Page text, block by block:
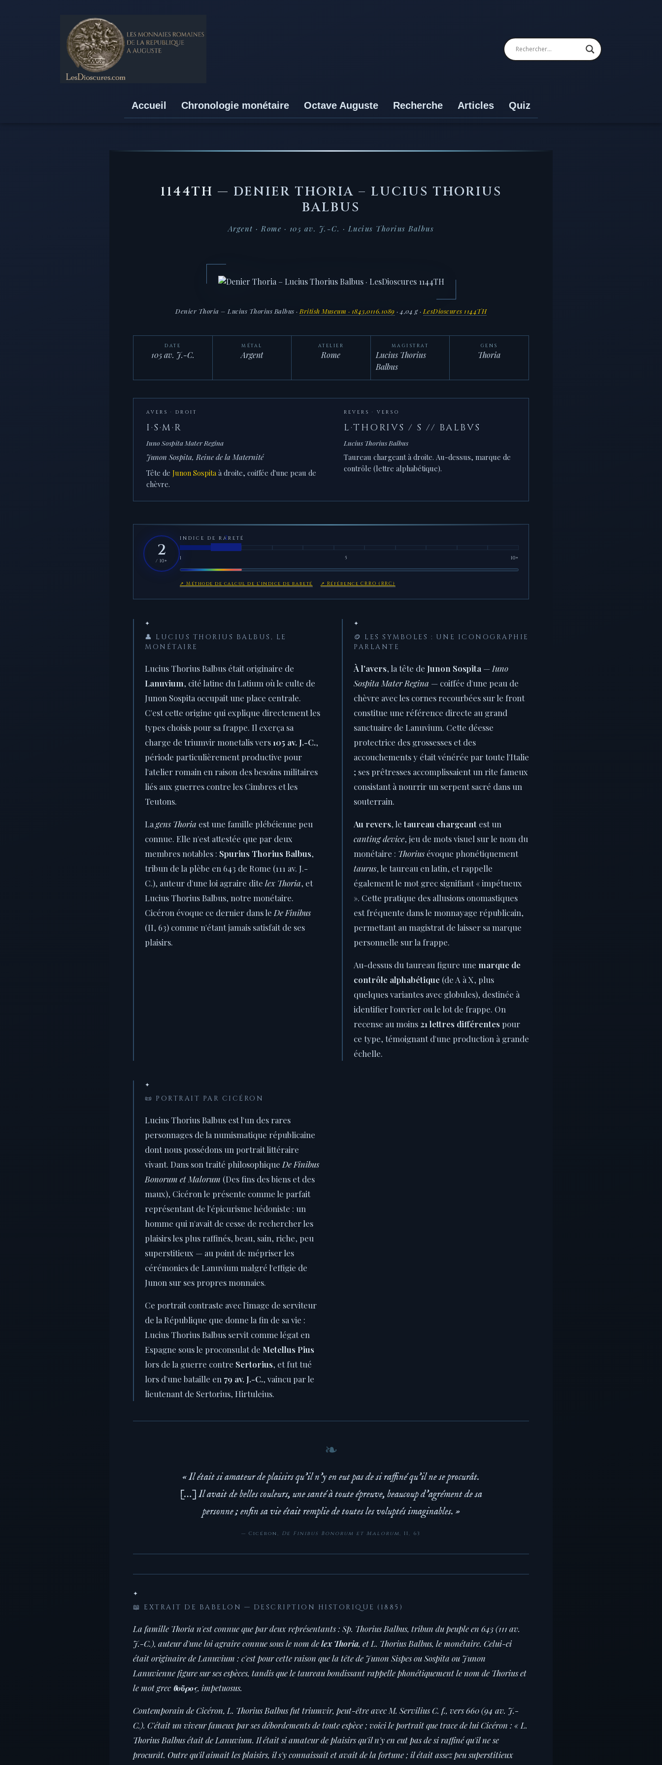
Accueil Chronologie monétaire Octave Auguste Recherche Articles Quiz
1144TH — DENIER THORIA – LUCIUS THORIUS
BALBUS
Argent · Rome · 105 av. J.-C. · Lucius Thorius Balbus
Denier Thoria – Lucius Thorius Balbus · British Museum · 1843,0116.1089 · 4,04 g · LesDioscures 1144TH
DATE
105 av. J.-C.
MÉTAL
Argent
ATELIER
Rome
MAGISTRAT
Lucius Thorius
Balbus
GENS
Thoria
AVERS · DROIT
I·S·M·R
Iuno Sospita Mater Regina
Junon Sospita, Reine de la Maternité
Tête de Junon Sospita à droite, coiffée d'une peau de
chèvre.
REVERS · VERSO
L·THORIVS / S // BALBVS
Lucius Thorius Balbus
Taureau chargeant à droite. Au-dessus, marque de
contrôle (lettre alphabétique).
2
/ 10+
INDICE DE RARETÉ
1 5 10+
↗ Méthode de calcul de l'indice de rareté ↗ Référence CRRO (RRC)
✦
👤 LUCIUS THORIUS BALBUS, LE
MONÉTAIRE
Lucius Thorius Balbus était originaire de
Lanuvium, cité latine du Latium où le culte de
Junon Sospita occupait une place centrale.
C'est cette origine qui explique directement les
types choisis pour sa frappe. Il exerça sa
charge de triumvir monetalis vers105 av. J.-C.,
période particulièrement productive pour
l'atelier romain en raison des besoins militaires
liés aux guerres contre les Cimbres et les
Teutons.
La gens Thoria est une famille plébéienne peu
connue. Elle n'est attestée que par deux
membres notables : Spurius Thorius Balbus,
tribun de la plèbe en 643 de Rome (111 av. J.-
C.), auteur d'une loi agraire dite lex Thoria, et
Lucius Thorius Balbus, notre monétaire.
Cicéron évoque ce dernier dans le De Finibus
(II, 63) comme n'étant jamais satisfait de ses
plaisirs.
✦
🪙 LES SYMBOLES : UNE ICONOGRAPHIE
PARLANTE
À l'avers, la tête de Junon Sospita — Iuno
Sospita Mater Regina — coiffée d'une peau de
chèvre avec les cornes recourbées sur le front
constitue une référence directe au grand
sanctuaire de Lanuvium. Cette déesse
protectrice des grossesses et des
accouchements y était vénérée par toute l'Italie
; ses prêtresses accomplissaient un rite fameux
consistant à nourrir un serpent sacré dans un
souterrain.
Au revers, letaureau chargeant est un
canting device, jeu de mots visuel sur le nom du
monétaire : Thorius évoque phonétiquement
taurus, le taureau en latin, et rappelle
également le mot grec signifiant « impétueux
». Cette pratique des allusions onomastiques
est fréquente dans le monnayage républicain,
permettant au magistrat de laisser sa marque
personnelle sur la frappe.
Au-dessus du taureau figure une marque de
contrôle alphabétique (de A à X, plus
quelques variantes avec globules), destinée à
identifier l'ouvrier ou le lot de frappe. On
recense au moins 21 lettres différentes pour
ce type, témoignant d'une production à grande
échelle.
✦
📜 PORTRAIT PAR CICÉRON
Lucius Thorius Balbus est l'un des rares
personnages de la numismatique républicaine
dont nous possédons un portrait littéraire
vivant. Dans son traité philosophique De Finibus
Bonorum et Malorum (Des fins des biens et des
maux), Cicéron le présente comme le parfait
représentant de l'épicurisme hédoniste : un
homme qui n'avait de cesse de rechercher les
plaisirs les plus raffinés, beau, sain, riche, peu
superstitieux — au point de mépriser les
cérémonies de Lanuvium malgré l'effigie de
Junon sur ses propres monnaies.
Ce portrait contraste avec l'image de serviteur
de la République que donne la fin de sa vie :
Lucius Thorius Balbus servit comme légat en
Espagne sous le proconsulat de Metellus Pius
lors de la guerre contre Sertorius, et fut tué
lors d'une bataille en 79 av. J.-C., vaincu par le
lieutenant de Sertorius, Hirtuleius.
« Il était si amateur de plaisirs qu'il n'y en eut pas de si raffiné qu'il ne se procurât.
[…] Il avait de belles couleurs, une santé à toute épreuve, beaucoup d'agrément de sa
personne ; enfin sa vie était remplie de toutes les voluptés imaginables. »
— Cicéron, De Finibus Bonorum et Malorum, II, 63
✦
📖 EXTRAIT DE BABELON — DESCRIPTION HISTORIQUE (1885)
La famille Thoria n'est connue que par deux représentants : Sp. Thorius Balbus, tribun du peuple en 643 (111 av.
J.-C.), auteur d'une loi agraire connue sous le nom delex Thoria, et L. Thorius Balbus, le monétaire. Celui-ci
était originaire de Lanuvium : c'est pour cette raison que la tête de Junon Sispes ou Sospita ou Junon
Lanuvienne figure sur ses espèces, tandis que le taureau bondissant rappelle phonétiquement le nom de Thorius et
le mot grec θοῦρος, impetuosus.
Contemporain de Cicéron, L. Thorius Balbus fut triumvir, peut-être avec M. Servilius C. f., vers 660 (94 av. J.-
C.). C'était un viveur fameux par ses débordements de toute espèce ; voici le portrait que trace de lui Cicéron : « L.
Thorius Balbus était de Lanuvium. Il était si amateur de plaisirs qu'il n'y en eut pas de si raffiné qu'il ne se
procurât. Outre qu'il aimait les plaisirs, il s'y connaissait et avait de la fortune ; il était assez peu superstitieux